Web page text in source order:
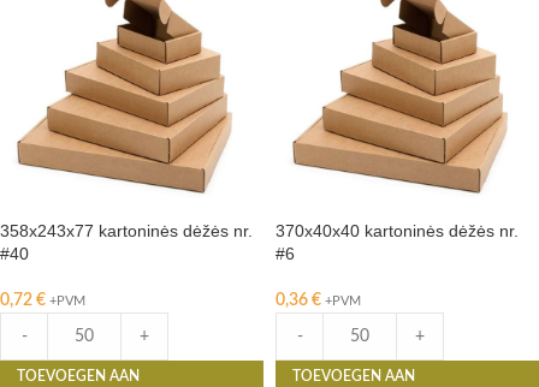
358x243x77 kartoninės dėžės nr.
#40
0,72 € +PVM
- +
TOEVOEGEN AAN
370x40x40 kartoninės dėžės nr.
#6
0,36 € +PVM
- +
TOEVOEGEN AAN